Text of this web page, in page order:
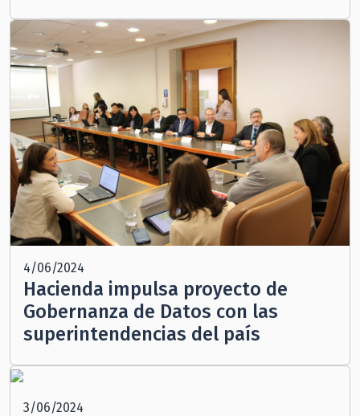
4/06/2024
Hacienda impulsa proyecto de
Gobernanza de Datos con las
superintendencias del país
3/06/2024